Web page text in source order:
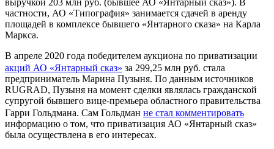
частности, АО «Типография» занимается сдачей в аренду
площадей в комплексе бывшего «Янтарного сказа» на Карла
Маркса.
В апреле 2020 года победителем аукциона по приватизации
акций АО «Янтарный сказ» за 299,25 млн руб. стала
предприниматель Марина Пузыня. По данным источников
RUGRAD, Пузыня на момент сделки являлась гражданской
супругой бывшего вице-премьера областного правительства
Гарри Гольдмана. Сам Гольдман не стал комментировать
информацию о том, что приватизация АО «Янтарный сказ»
была осуществлена в его интересах.